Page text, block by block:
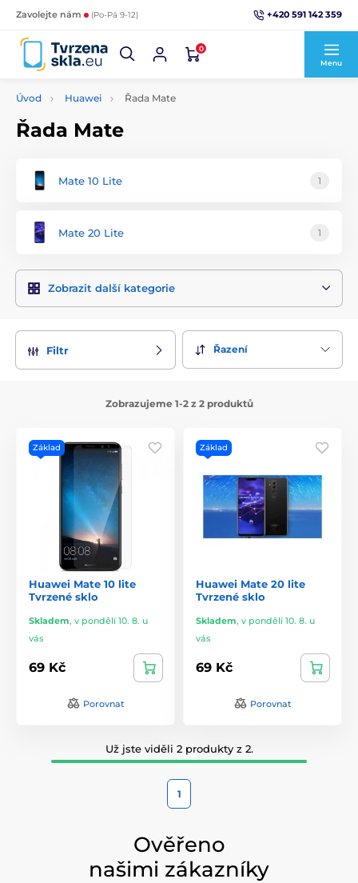
Zavolejte nám (Po-Pá 9-12) +420 591 142 359
0
Menu
Úvod Huawei Řada Mate
Řada Mate
Mate 10 Lite 1
Mate 20 Lite 1
Zobrazit další kategorie
Filtr Řazení
Zobrazujeme 1-2 z 2 produktů
Základ
Huawei Mate 10 lite
Tvrzené sklo
Skladem, v pondělí 10. 8. u
vás
69 Kč
Porovnat
Základ
Huawei Mate 20 lite
Tvrzené sklo
Skladem, v pondělí 10. 8. u
vás
69 Kč
Porovnat
Už jste viděli 2 produkty z 2.
1
Ověřeno
našimi zákazníky